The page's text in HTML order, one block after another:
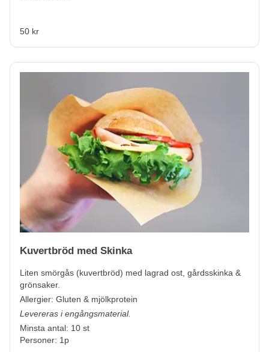
50 kr
Kuvertbröd med Skinka
Liten smörgås (kuvertbröd) med lagrad ost, gårdsskinka &
grönsaker.
Allergier: Gluten & mjölkprotein
Levereras i engångsmaterial.
Minsta antal: 10 st
Personer: 1p